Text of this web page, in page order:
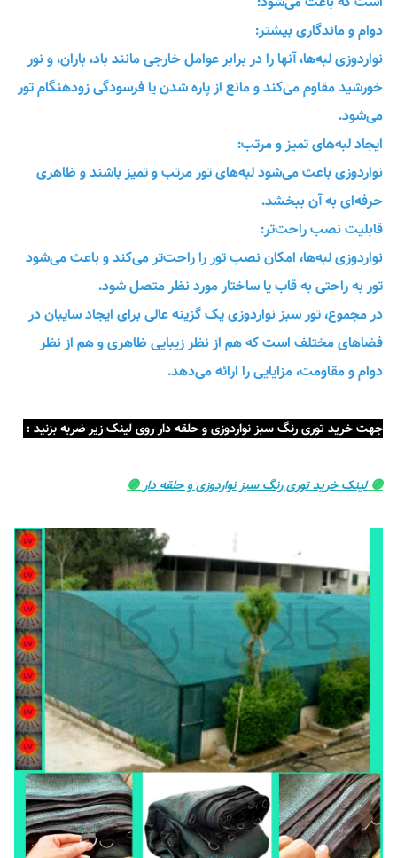
دوام و ماندگاری بیشتر:
نواردوزی لبه‌ها، آنها را در برابر عوامل خارجی مانند باد، باران، و نور
خورشید مقاوم می‌کند و مانع از پاره شدن یا فرسودگی زودهنگام تور
می‌شود.
ایجاد لبه‌های تمیز و مرتب:
نواردوزی باعث می‌شود لبه‌های تور مرتب و تمیز باشند و ظاهری
حرفه‌ای به آن ببخشد.
قابلیت نصب راحت‌تر:
نواردوزی لبه‌ها، امکان نصب تور را راحت‌تر می‌کند و باعث می‌شود
تور به راحتی به قاب یا ساختار مورد نظر متصل شود.
در مجموع، تور سبز نواردوزی یک گزینه عالی برای ایجاد سایبان در
فضاهای مختلف است که هم از نظر زیبایی ظاهری و هم از نظر
دوام و مقاومت، مزایایی را ارائه می‌دهد.
جهت خرید توری رنگ سبز نواردوزی و حلقه دار روی لینک زیر ضربه بزنید :
🟣لینک خرید توری رنگ سبز نواردوزی و حلقه دار🟣